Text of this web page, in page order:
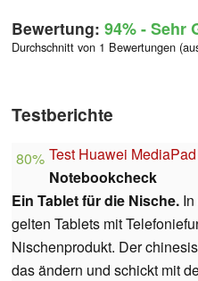
Bewertung: 94%- Sehr
Durchschnitt von 1 Bewertungen
Testberichte
80% Test Huawei
Notebookcheck
Ein Tablet für die Nische.
gelten Tablets mit
Nischenprodukt. Der
das ändern und schickt mit